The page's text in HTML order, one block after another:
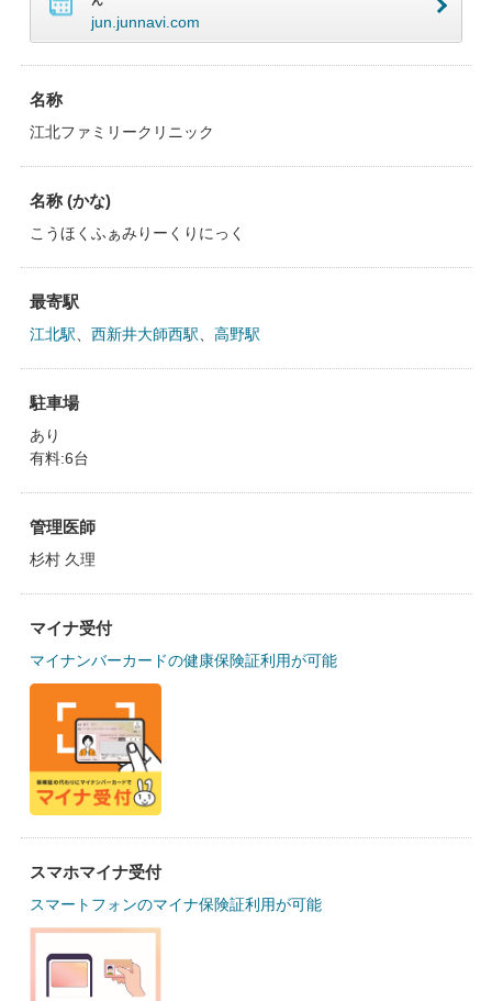
jun.junnavi.com
名称
江北ファミリークリニック
名称 (かな)
こうほくふぁみりーくりにっく
最寄駅
江北駅 西新井大師西駅 高野駅
駐車場
あり
有料:6台
管理医師
杉村 久理
マイナ受付
マイナンバーカードの健康保険証利用が可能
スマホマイナ受付
スマートフォンのマイナ保険証利用が可能